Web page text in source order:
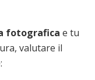
fotografica e tu
valutare il